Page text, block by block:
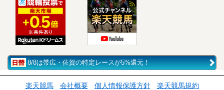
8/8は帯広・佐賀の特定レースが5%還元！
楽天競馬 会社概要 個人情報保護方針
楽天競馬規約